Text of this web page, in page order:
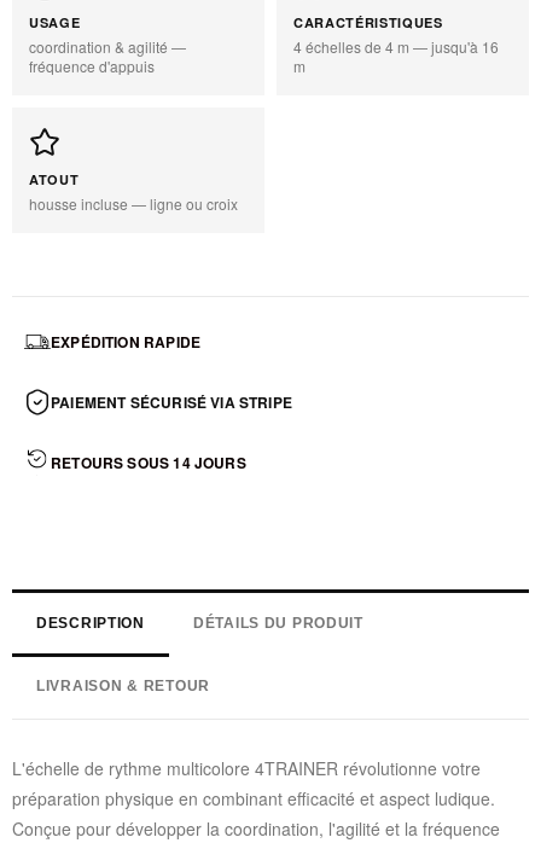
USAGE
coordination & agilité —
fréquence d'appuis
CARACTÉRISTIQUES
4 échelles de 4 m — jusqu'à 16
m
ATOUT
housse incluse — ligne ou croix
EXPÉDITION RAPIDE
PAIEMENT SÉCURISÉ VIA STRIPE
RETOURS SOUS 14 JOURS
DESCRIPTION DÉTAILS DU PRODUIT
LIVRAISON & RETOUR
L'échelle de rythme multicolore 4TRAINER révolutionne votre
préparation physique en combinant efficacité et aspect ludique.
Conçue pour développer la coordination, l'agilité et la fréquence